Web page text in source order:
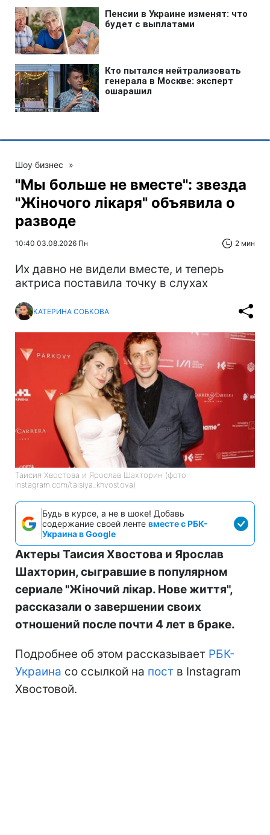
Шоу бизнес »
"Мы больше не вместе": звезда
"Жіночого лікаря" объявила о
разводе
10:40 03.08.2026 Пн 2 мин
Их давно не видели вместе, и теперь
актриса поставила точку в слухах
КАТЕРИНА СОБКОВА
Таисия Хвостова и Ярослав Шахторин (фото:
instagram.com/taisiya_khvostova)
Будь в курсе, а не в шоке! Добавь
содержание своей ленте вместе с РБК-
Украина в Google
Актеры Таисия Хвостова и Ярослав
Шахторин, сыгравшие в популярном
сериале "Жіночий лікар. Нове життя",
рассказали о завершении своих
отношений после почти 4 лет в браке.
Подробнее об этом рассказывает РБК-
Украина со ссылкой на пост в Instagram
Хвостовой.